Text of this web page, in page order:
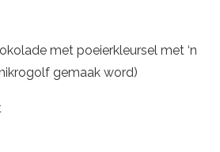
met poeierkleursel met ‘n
gemaak word)